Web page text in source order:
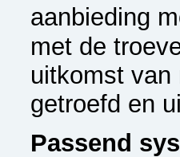
aanbieding
met de
uitkomst van
getroefd en
Passend